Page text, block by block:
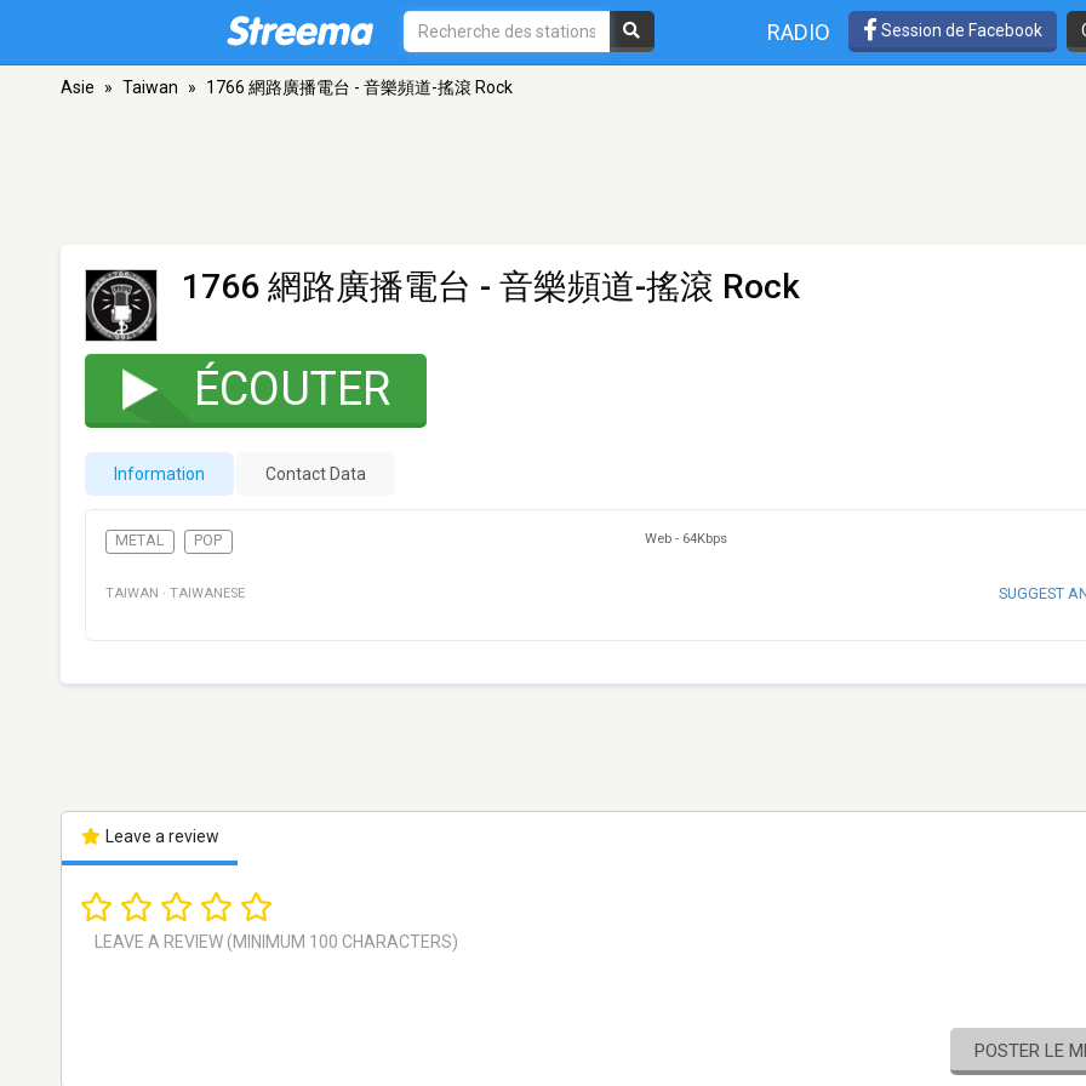
RADIO Session de Facebook
Asie » Taiwan » 1766 網路廣播電台 - 音樂頻道-搖滾 Rock
1766 網路廣播電台 - 音樂頻道-搖滾 Rock
ÉCOUTER
Information Contact Data
METAL POP Web - 64Kbps
TAIWAN · TAIWANESE SUGGEST
Leave a review
POSTER LE